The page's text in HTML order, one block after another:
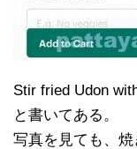
Stir fried Udon
と書いてある。
写真を見ても、